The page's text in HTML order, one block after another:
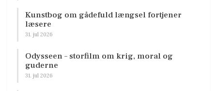
Kunstbog om gådefuld længsel fortjener
læsere
31. jul 2026
Odysseen – storfilm om krig, moral og
guderne
31. jul 2026